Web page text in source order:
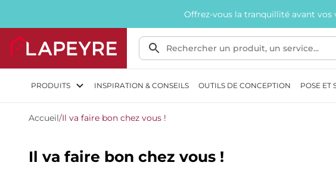
Offrez-vous la tranquillité avant vos
PRODUITS INSPIRATION & CONSEILS OUTILS DE CONCEPTION POSE ET
Accueil/Il va faire bon chez vous !
Il va faire bon chez vous !